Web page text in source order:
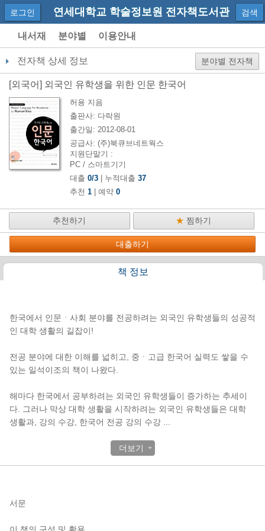
연세대학교 학술정보원 전자책도서관
로그인 검색
내서재 분야별 이용안내
전자책 상세 정보 분야별 전자책
[외국어] 외국인 유학생을 위한 인문 한국어
허용 지음
출판사: 다락원
출간일: 2012-08-01
공급사: (주)북큐브네트웍스
지원단말기 :
PC / 스마트기기
대출 0/3 | 누적대출 37
추천 1 | 예약 0
추천하기 ★ 찜하기
대출하기
책 정보
한국에서 인문ㆍ사회 분야를 전공하려는 외국인 유학생들의 성공적
인 대학 생활의 길잡이!
전공 분야에 대한 이해를 넓히고, 중ㆍ고급 한국어 실력도 쌓을 수
있는 일석이조의 책이 나왔다.
해마다 한국에서 공부하려는 외국인 유학생들이 증가하는 추세이
다. 그러나 막상 대학 생활을 시작하려는 외국인 유학생들은 대학
생활과, 강의 수강, 한국어 전공 강의 수강
더보기
서문